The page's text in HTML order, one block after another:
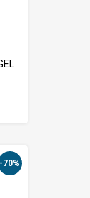
-70%